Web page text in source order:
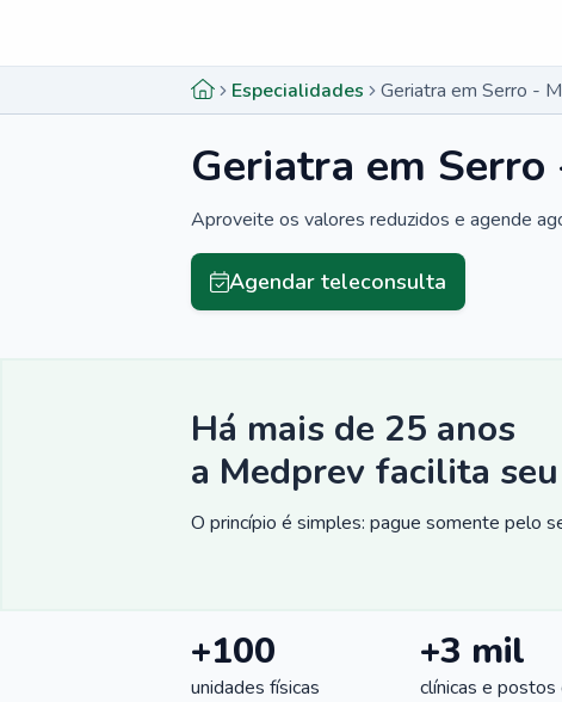
Especialidades Geriatra em Serro -
Geriatra em Serro
Aproveite os valores reduzidos e agende
Agendar teleconsulta
Há mais de 25 anos
a Medprev facilita
O princípio é simples: pague somente pelo
+100
unidades físicas
+3 mil
clínicas e postos